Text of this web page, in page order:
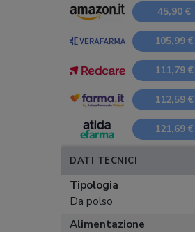
45,90 €
105,99 €
111,79 €
112,59 €
121,69 €
DATI TECNICI
Tipologia
Da polso
Alimentazione